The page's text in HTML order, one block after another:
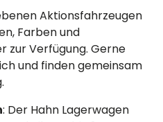
Aktionsfahrzeugen
Farben und
zur Verfügung. Gerne
und finden gemeinsam
: Der Hahn Lagerwagen